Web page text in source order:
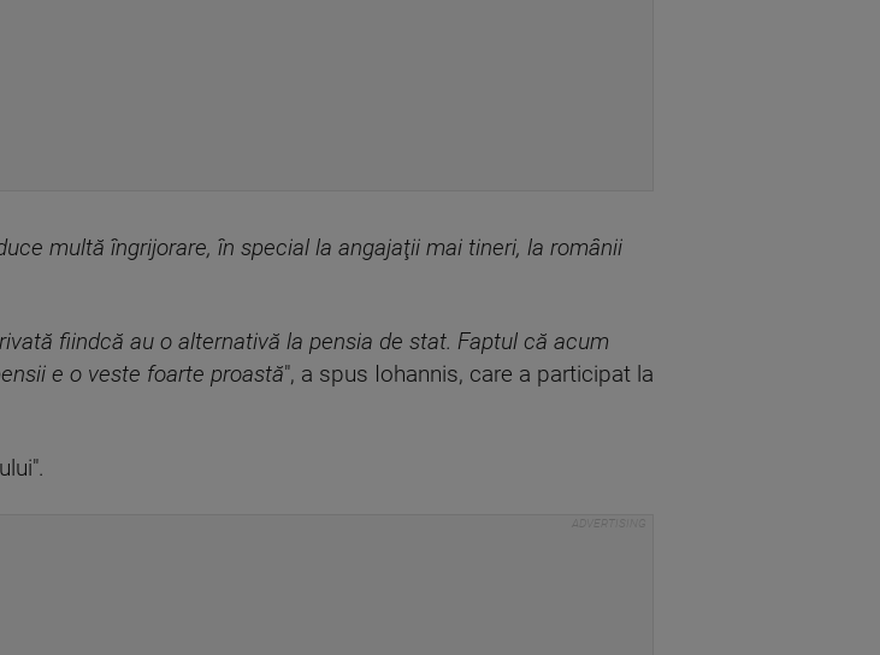
multă îngrijorare, în special la angajaţii mai tineri, la românii
fiindcă au o alternativă la pensia de stat. Faptul că acum
e o veste foarte proastă", a spus Iohannis, care a participat la